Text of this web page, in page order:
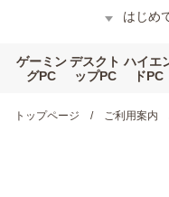
はじめ
ゲーミン
グPC
デスクト
ップPC
ハイエ
ドPC
トップページ ご利用案内